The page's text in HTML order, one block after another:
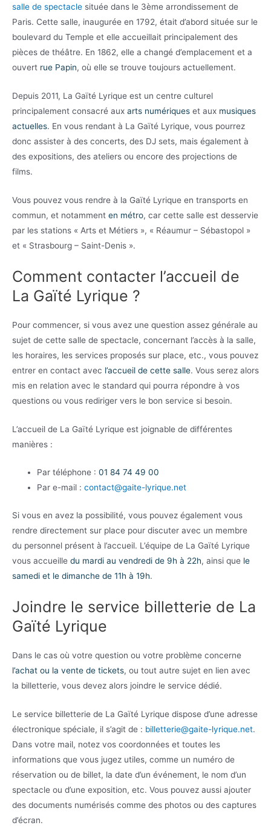
salle de spectacle située dans le 3ème arrondissement de
Paris. Cette salle, inaugurée en 1792, était d’abord située sur le
boulevard du Temple et elle accueillait principalement des
pièces de théâtre. En 1862, elle a changé d’emplacement et a
ouvert rue Papin, où elle se trouve toujours actuellement.
Depuis 2011, La Gaïté Lyrique est un centre culturel
principalement consacré aux arts numériques et aux musiques
actuelles. En vous rendant à La Gaïté Lyrique, vous pourrez
donc assister à des concerts, des DJ sets, mais également à
des expositions, des ateliers ou encore des projections de
films.
Vous pouvez vous rendre à la Gaïté Lyrique en transports en
commun, et notamment en métro, car cette salle est desservie
par les stations « Arts et Métiers », « Réaumur – Sébastopol »
et « Strasbourg – Saint-Denis ».
Comment contacter l’accueil de
La Gaïté Lyrique ?
Pour commencer, si vous avez une question assez générale au
sujet de cette salle de spectacle, concernant l’accès à la salle,
les horaires, les services proposés sur place, etc., vous pouvez
entrer en contact avec l’accueil de cette salle. Vous serez alors
mis en relation avec le standard qui pourra répondre à vos
questions ou vous rediriger vers le bon service si besoin.
L’accueil de La Gaïté Lyrique est joignable de différentes
manières :
Par téléphone :01 84 74 49 00
Par e-mail :contact@gaite-lyrique.net
Si vous en avez la possibilité, vous pouvez également vous
rendre directement sur place pour discuter avec un membre
du personnel présent à l’accueil. L’équipe de La Gaïté Lyrique
vous accueille du mardi au vendredi de 9h à 22h, ainsi que le
samedi et le dimanche de 11h à 19h.
Joindre le service billetterie de La
Gaïté Lyrique
Dans le cas où votre question ou votre problème concerne
l’achat ou la vente de tickets, ou tout autre sujet en lien avec
la billetterie, vous devez alors joindre le service dédié.
Le service billetterie de La Gaïté Lyrique dispose d’une adresse
électronique spéciale, il s’agit de : billetterie@gaite-lyrique.net.
Dans votre mail, notez vos coordonnées et toutes les
informations que vous jugez utiles, comme un numéro de
réservation ou de billet, la date d’un événement, le nom d’un
spectacle ou d’une exposition, etc. Vous pouvez aussi ajouter
des documents numérisés comme des photos ou des captures
d’écran.